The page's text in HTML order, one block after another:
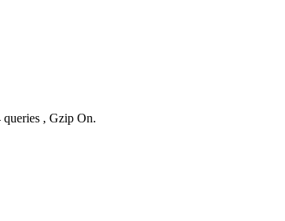
queries , Gzip On.